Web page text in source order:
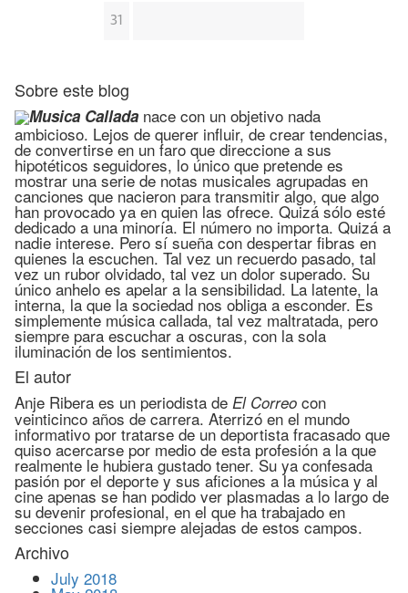
31
Sobre este blog
Musica Callada nace con un objetivo nada
ambicioso. Lejos de querer influir, de crear tendencias,
de convertirse en un faro que direccione a sus
hipotéticos seguidores, lo único que pretende es
mostrar una serie de notas musicales agrupadas en
canciones que nacieron para transmitir algo, que algo
han provocado ya en quien las ofrece. Quizá sólo esté
dedicado a una minoría. El número no importa. Quizá a
nadie interese. Pero sí sueña con despertar fibras en
quienes la escuchen. Tal vez un recuerdo pasado, tal
vez un rubor olvidado, tal vez un dolor superado. Su
único anhelo es apelar a la sensibilidad. La latente, la
interna, la que la sociedad nos obliga a esconder. Es
simplemente música callada, tal vez maltratada, pero
siempre para escuchar a oscuras, con la sola
iluminación de los sentimientos.
El autor
Anje Ribera es un periodista de El Correo con
veinticinco años de carrera. Aterrizó en el mundo
informativo por tratarse de un deportista fracasado que
quiso acercarse por medio de esta profesión a la que
realmente le hubiera gustado tener. Su ya confesada
pasión por el deporte y sus aficiones a la música y al
cine apenas se han podido ver plasmadas a lo largo de
su devenir profesional, en el que ha trabajado en
secciones casi siempre alejadas de estos campos.
Archivo
July 2018